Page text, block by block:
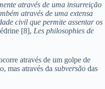
através de uma insurreição
através de uma extensa
civil que permite assentar os
[8], Les philosophies de
através de um golpe de
mas através da subversão das